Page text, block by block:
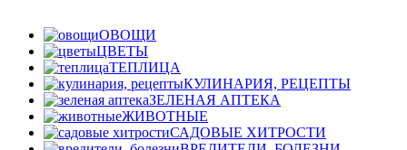
ОВОЩИ
ЦВЕТЫ
ТЕПЛИЦА
КУЛИНАРИЯ, РЕЦЕПТЫ
ЗЕЛЕНАЯ АПТЕКА
ЖИВОТНЫЕ
САДОВЫЕ ХИТРОСТИ